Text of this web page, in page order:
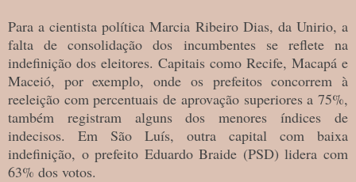
Para a cientista política Marcia Ribeiro Dias, da Unirio, a
falta de consolidação dos incumbentes se reflete na
indefinição dos eleitores. Capitais como Recife, Macapá e
Maceió, por exemplo, onde os prefeitos concorrem à
reeleição com percentuais de aprovação superiores a 75%,
também registram alguns dos menores índices de
indecisos. Em São Luís, outra capital com baixa
indefinição, o prefeito Eduardo Braide (PSD) lidera com
63% dos votos.